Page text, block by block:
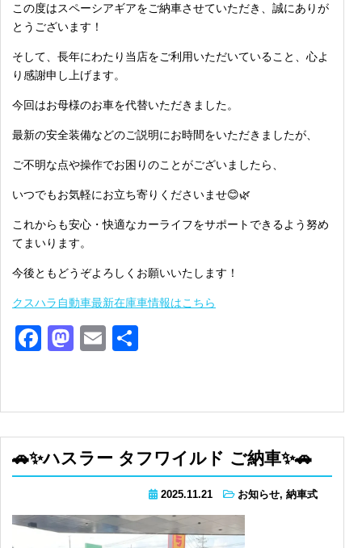
この度はスペーシアギアをご納車させていただき、誠にありが
とうございます！
そして、長年にわたり当店をご利用いただいていること、心よ
り感謝申し上げます。
今回はお母様のお車を代替いただきました。
最新の安全装備などのご説明にお時間をいただきましたが、
ご不明な点や操作でお困りのことがございましたら、
いつでもお気軽にお立ち寄りくださいませ😊🌿
これからも安心・快適なカーライフをサポートできるよう努め
てまいります。
今後ともどうぞよろしくお願いいたします！
クスハラ自動車最新在庫車情報はこちら
Facebook
Mastodon
Email
🚗✨ハスラー タフワイルド ご納車✨🚗
2025.11.21 お知らせ, 納車式